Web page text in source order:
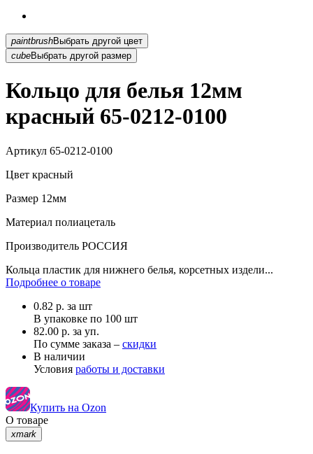
paintbrush
Выбрать другой цвет
cubeВыбрать другой размер
Кольцо для белья 12мм
красный 65-0212-0100
Артикул 65-0212-0100
Цвет красный
Размер 12мм
Материал полиацеталь
Производитель РОССИЯ
Кольца пластик для нижнего белья, корсетных издели...
Подробнее о товаре
0.82 р. за шт
В упаковке по 100 шт
82.00 р. за уп.
По сумме заказа – скидки
В наличии
Условия работы и доставки
Купить на Ozon
О товаре
xmark